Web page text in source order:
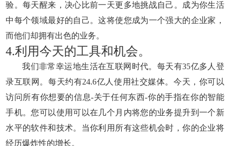
验。每天醒来，决心比前一天更多地挑战自己。成为你生活
中每个领域最好的自己。这将使您成为一个强大的企业家，
而他们却拥有出色的业务。
4.利用今天的工具和机会。
我们非常幸运地生活在互联网时代。每天有35亿多人登
录互联网。每天约有24.6亿人使用社交媒体。今天，你可以
访问所有你想要的信息-关于任何东西-你的手指在你的智能
手机。您可以使用可以在几个月内将您的业务提升到一个新
水平的软件和技术。当你利用所有这些机会时，你的企业将
经历爆炸性的增长。